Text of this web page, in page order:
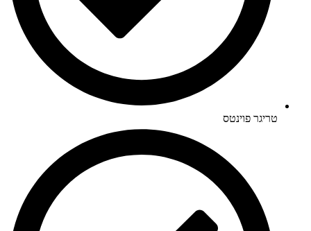
טריגר פוינטס